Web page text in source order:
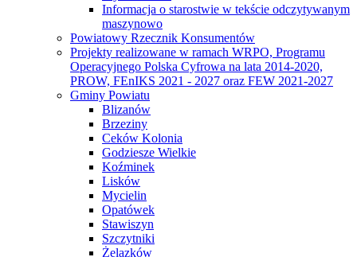
Informacja o starostwie w tekście odczytywanym
maszynowo
Powiatowy Rzecznik Konsumentów
Projekty realizowane w ramach WRPO, Programu
Operacyjnego Polska Cyfrowa na lata 2014-2020,
PROW, FEnIKS 2021 - 2027 oraz FEW 2021-2027
Gminy Powiatu
Blizanów
Brzeziny
Ceków Kolonia
Godziesze Wielkie
Koźminek
Lisków
Mycielin
Opatówek
Stawiszyn
Szczytniki
Żelazków